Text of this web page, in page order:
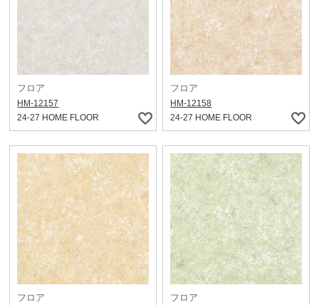
フロア
HM-12157
24-27 HOME FLOOR
フロア
HM-12158
24-27 HOME FLOOR
フロア フロア